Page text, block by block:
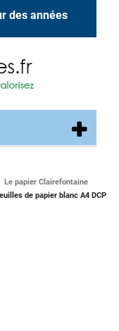
des années
Le papier Clairefontaine
de papier blanc A4 DCP